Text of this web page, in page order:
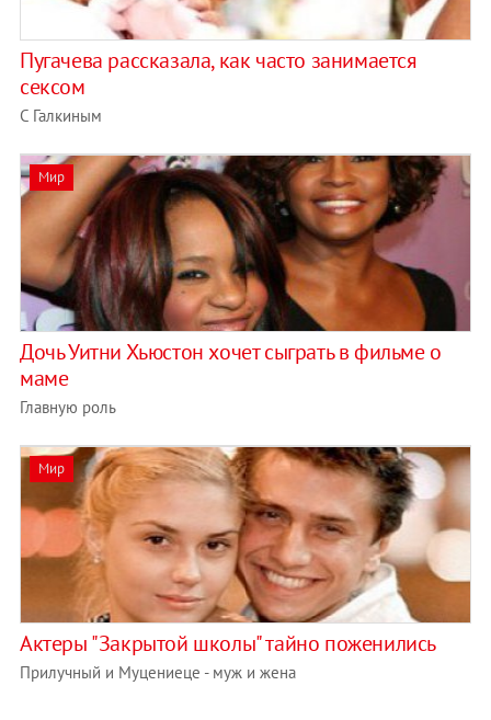
Пугачева рассказала, как часто занимается
сексом
С Галкиным
Мир
Дочь Уитни Хьюстон хочет сыграть в фильме о
маме
Главную роль
Мир
Актеры "Закрытой школы" тайно поженились
Прилучный и Муцениеце - муж и жена